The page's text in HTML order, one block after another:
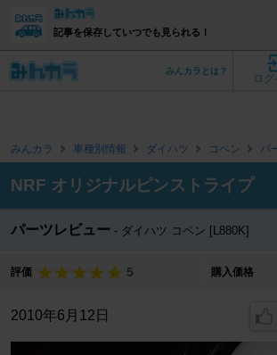
記事を保存していつでも見られる！
ログ
みんカラとは？
みんカラ 車種別情報 ダイハツ コペン パ
NRF オリジナルピンストライプ
パーツレビュー ダイハツ コペン [L880K]
評価 5 購入価格
2010年6月12日